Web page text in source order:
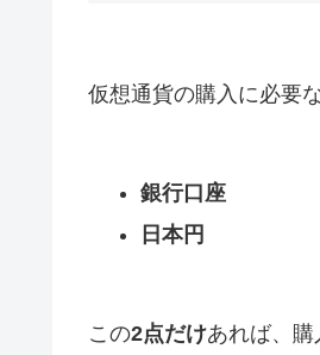
仮想通貨の購入に必要
銀行口座
日本円
この2点だけあれば、購